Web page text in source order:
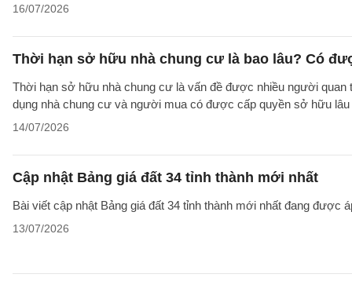
16/07/2026
Thời hạn sở hữu nhà chung cư là bao lâu? Có
Thời hạn sở hữu nhà chung cư là vấn đề được nhiều người quan
dụng nhà chung cư và người mua có được cấp quyền sở hữu
14/07/2026
Cập nhật Bảng giá đất 34 tỉnh thành mới nhất
Bài viết cập nhật Bảng giá đất 34 tỉnh thành mới nhất đang được
13/07/2026